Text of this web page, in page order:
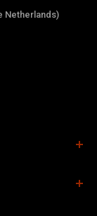
Netherlands)